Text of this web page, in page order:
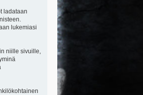
ladataan
lukemiasi
niille sivuille,